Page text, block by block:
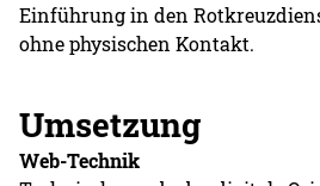
Einführung in den
ohne physischen Kontakt.
Umsetzung
Web-Technik